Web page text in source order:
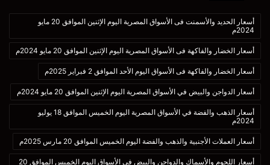
أسعار الحديد والأسمنت فى الأسواق المصرية اليوم الإثنين الموافق 20 مايو
2024م
أسعار الخضار والفاكهة فى الأسواق المصرية اليوم الإثنين الموافق 20 مايو 2024م
أسعار الخضار والفاكهة فى الأسواق اليوم الأحد الموافق 2 فبراير 2025م
أسعار الدواجن والبيض في الأسواق المصرية اليوم الإثنين الموافق 20 مايو 2024م
أسعار الذهب والفضة في الأسواق المصرية اليوم الخميس الموافق 18 يوليو
2024م
أسعار العملات الأجنبية والذهب والفضة اليوم الخميس الموافق 20 مارس 2025م
أسعار اللحوم والأسماك والدواجن والبيض فى الأسواق اليوم الخميس الموافق 20